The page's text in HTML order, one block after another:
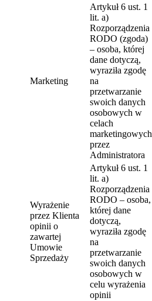
Marketing
Artykuł 6 ust. 1
lit. a)
Rozporządzenia
RODO (zgoda)
– osoba, której
dane dotyczą,
wyraziła zgodę
na
przetwarzanie
swoich danych
osobowych w
celach
marketingowych
przez
Administratora
Wyrażenie
przez Klienta
opinii o
zawartej
Umowie
Sprzedaży
Artykuł 6 ust. 1
lit. a)
Rozporządzenia
RODO – osoba,
której dane
dotyczą,
wyraziła zgodę
na
przetwarzanie
swoich danych
osobowych w
celu wyrażenia
opinii